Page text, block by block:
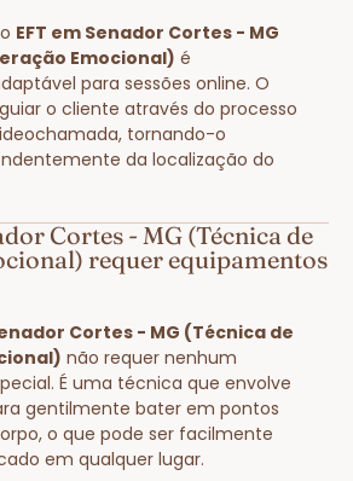
EFT em Senador Cortes - MG
Emocional) é
para sessões online. O
o cliente através do processo
tornando-o
da localização do
Cortes - MG (Técnica de
requer equipamentos
Cortes - MG (Técnica de
não requer nenhum
É uma técnica que envolve
gentilmente bater em pontos
o que pode ser facilmente
em qualquer lugar.